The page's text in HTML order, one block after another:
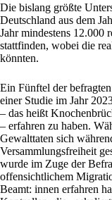
Die bislang größte
Deutschland aus dem
Jahr mindestens
stattfinden, wobei die
könnten.
Ein Fünftel der
einer Studie im Jahr
– das heißt
– erfahren zu haben.
Gewalttaten sich
Versammlungsfreiheit
wurde im Zuge der
offensichtlichem
Beamt: innen erfahren